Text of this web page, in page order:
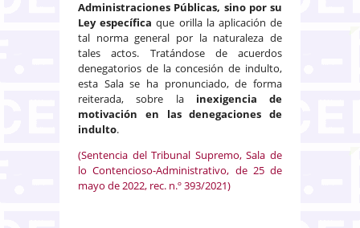
Administraciones Públicas, sino por su
Ley específica que orilla la aplicación de
tal norma general por la naturaleza de
tales actos. Tratándose de acuerdos
denegatorios de la concesión de indulto,
esta Sala se ha pronunciado, de forma
reiterada, sobre la inexigencia de
motivación en las denegaciones de
indulto.
(Sentencia del Tribunal Supremo, Sala de
lo Contencioso-Administrativo, de 25 de
mayo de 2022, rec. n.º 393/2021)